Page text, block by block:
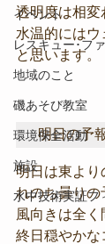
イベント
レスキュー･フ
地域のこと
磯あそび教室
環境保全活動
施設
水中技術実証フ
透明度は相変
水温的には
と思います。
明日の予
明日は東より
れのち曇りの
風向きは全く
終日穏やかな